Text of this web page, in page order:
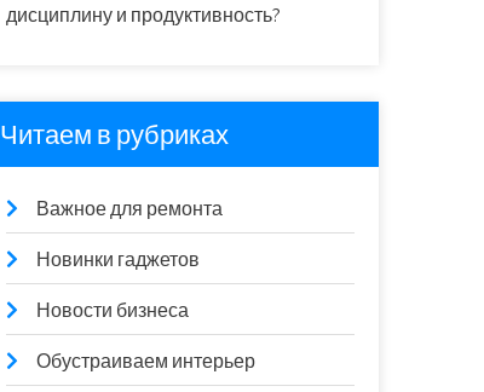
дисциплину и продуктивность?
Читаем в рубриках
Важное для ремонта
Новинки гаджетов
Новости бизнеса
Обустраиваем интерьер